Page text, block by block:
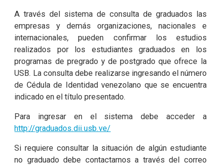
A través del sistema de consulta de graduados las
empresas y demás organizaciones, nacionales e
internacionales, pueden confirmar los estudios
realizados por los estudiantes graduados en los
programas de pregrado y de postgrado que ofrece la
USB. La consulta debe realizarse ingresando el número
de Cédula de Identidad venezolano que se encuentra
indicado en el título presentado.
Para ingresar en el sistema debe acceder a
http://graduados.dii.usb.ve/
Si requiere consultar la situación de algún estudiante
no graduado debe contactarnos a través del correo